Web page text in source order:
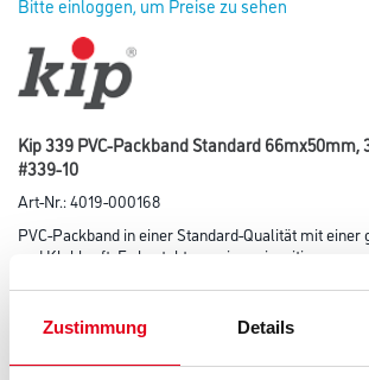
Zustimmung Details
Bitte einloggen, um Preise zu sehen
Kip 339 PVC-Packband Standard 66mx50mm,
#339-10
Art-Nr.:4019-000168
PVC-Packband in einer Standard-Qualität mit einer
und Klebkraft. Es besteht aus einer einseitig
Farbtonbezeichnung